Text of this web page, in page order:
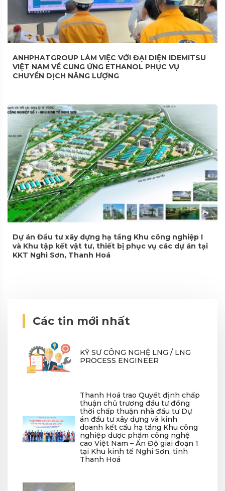
ANHPHATGROUP LÀM VIỆC VỚI ĐẠI DIỆN IDEMITSU
VIỆT NAM VỀ CUNG ỨNG ETHANOL PHỤC VỤ
CHUYỂN DỊCH NĂNG LƯỢNG
Dự án Đầu tư xây dựng hạ tầng Khu công nghiệp I
và Khu tập kết vật tư, thiết bị phục vụ các dự án tại
KKT Nghi Sơn, Thanh Hoá
Các tin mới nhất
KỸ SƯ CÔNG NGHỆ LNG / LNG
PROCESS ENGINEER
Thanh Hoá trao Quyết định chấp
thuận chủ trương đầu tư đồng
thời chấp thuận nhà đầu tư Dự
án đầu tư xây dựng và kinh
doanh kết cấu hạ tầng Khu công
nghiệp dược phẩm công nghệ
cao Việt Nam – Ấn Độ giai đoạn 1
tại Khu kinh tế Nghi Sơn, tỉnh
Thanh Hoá